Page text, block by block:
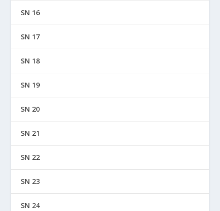
SN 16
SN 17
SN 18
SN 19
SN 20
SN 21
SN 22
SN 23
SN 24